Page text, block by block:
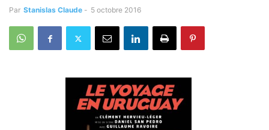
Par Stanislas Claude - 5 octobre 2016